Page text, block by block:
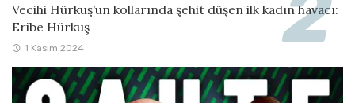
Vecihi Hürkuş’un kollarında şehit düşen ilk kadın havacı:
Eribe Hürkuş
1 Kasım 2024